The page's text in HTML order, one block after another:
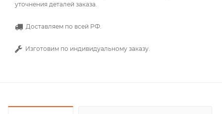
уточнения деталей заказа.
Доставляем по всей РФ.
Изготовим по индивидуальному заказу.